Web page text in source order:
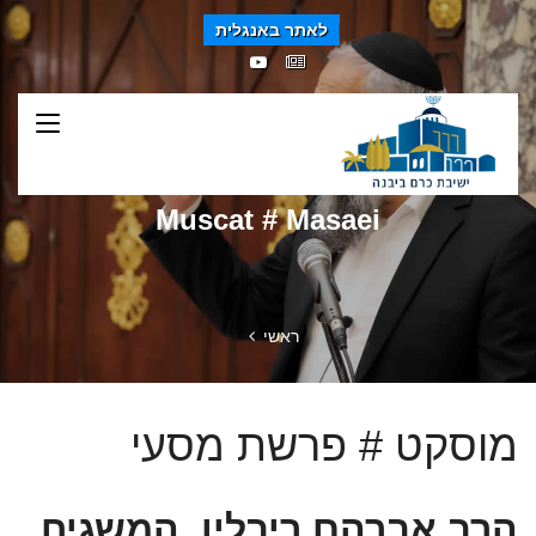
לאתר באנגלית
Muscat # Masaei
ראשי
מוסקט # פרשת מסעי